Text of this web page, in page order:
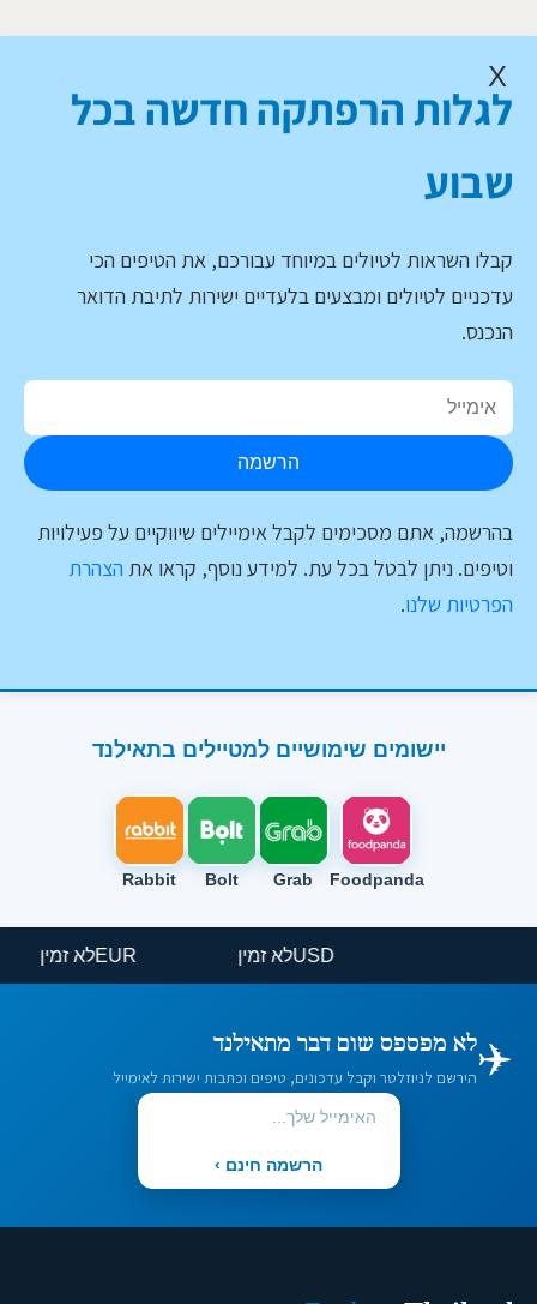
X
לגלות הרפתקה חדשה בכל
שבוע
קבלו השראות לטיולים במיוחד עבורכם, את הטיפים הכי
עדכניים לטיולים ומבצעים בלעדיים ישירות לתיבת הדואר
הנכנס.
הרשמה
בהרשמה, אתם מסכימים לקבל אימיילים שיווקיים על פעילויות
וטיפים. ניתן לבטל בכל עת. למידע נוסף, קראו את הצהרת
הפרטיות שלנו.
יישומים שימושיים למטיילים בתאילנד
Foodpanda
Grab
Bolt
Rabbit
USDלא זמין EURלא זמין
✈️לא מפספס שום דבר מתאילנד
הירשם לניוזלטר וקבל עדכונים, טיפים וכתבות ישירות לאימייל
הרשמה חינם ›